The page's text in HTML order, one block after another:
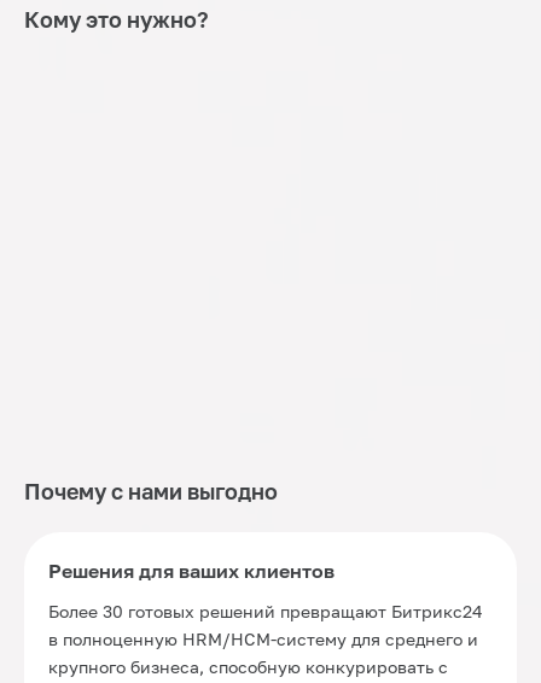
Кому это нужно?
Почему с нами выгодно
Решения для ваших клиентов
Более 30 готовых решений превращают Битрикс24
в полноценную HRM/HCM-систему для среднего и
крупного бизнеса, способную конкурировать с